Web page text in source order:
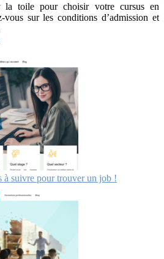
la toile pour choisir votre cursus en
vous sur les conditions d’admission et
à suivre pour trouver un job !